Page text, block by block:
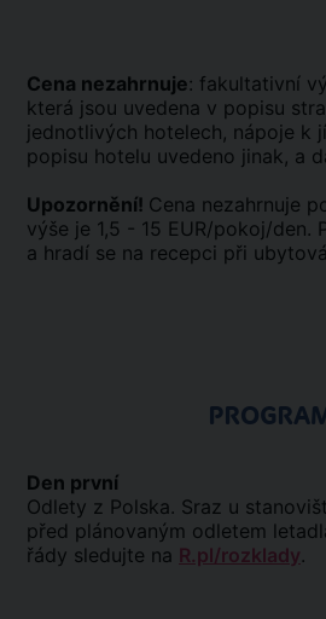
Cena nezahrnuje: fakultativní
která jsou uvedena v popisu
jednotlivých hotelech, nápoje k
popisu hotelu uvedeno jinak, a
Upozornění! Cena nezahrnuje
výše je 1,5 - 15 EUR/pokoj/den.
a hradí se na recepci při
Den první
Odlety z Polska. Sraz u
před plánovaným odletem
řády sledujte na R.pl/rozklady.